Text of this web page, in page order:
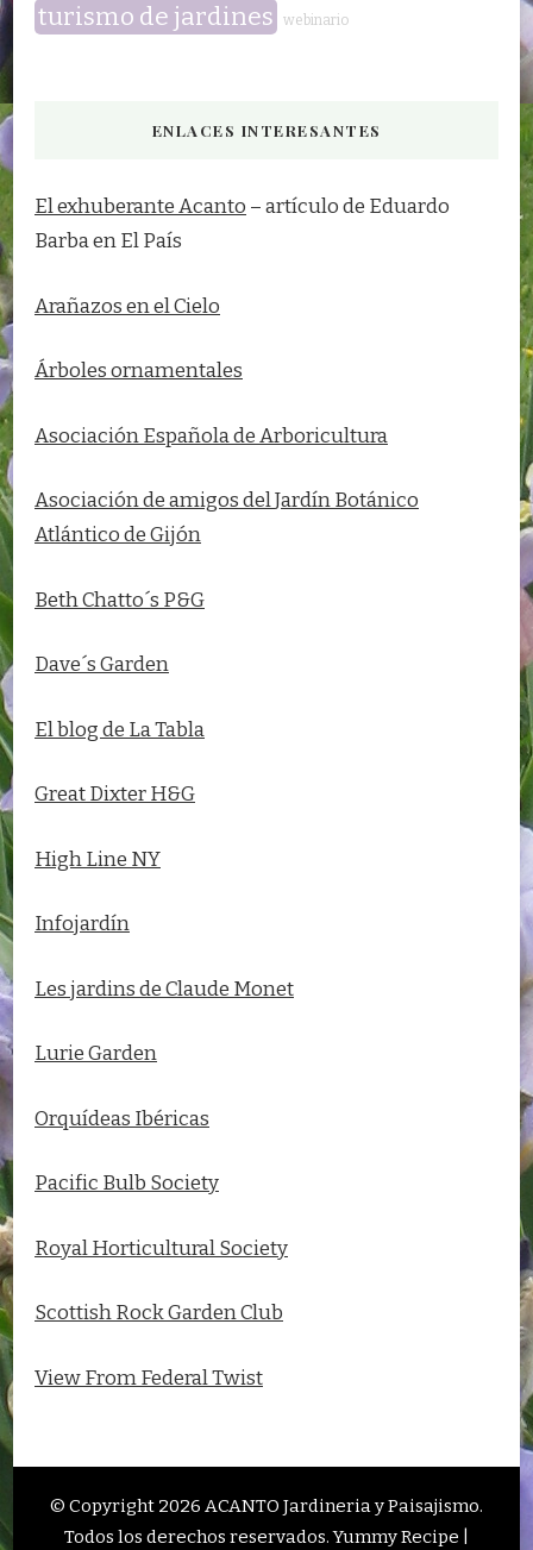
turismo de jardines webinario
ENLACES INTERESANTES
El exhuberante Acanto – artículo de Eduardo
Barba en El País
Arañazos en el Cielo
Árboles ornamentales
Asociación Española de Arboricultura
Asociación de amigos delJardín Botánico
Atlántico de Gijón
Beth Chatto´s P&G
Dave´s Garden
El blog de La Tabla
Great Dixter H&G
High Line NY
Infojardín
Les jardins de Claude Monet
Lurie Garden
Orquídeas Ibéricas
Pacific Bulb Society
Royal Horticultural Society
Scottish Rock Garden Club
View From Federal Twist
© Copyright 2026 ACANTO Jardineria y Paisajismo.
Todos los derechos reservados.Yummy Recipe |